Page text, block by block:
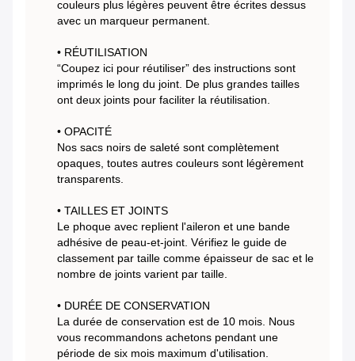
couleurs plus légères peuvent être écrites dessus
avec un marqueur permanent.
• RÉUTILISATION
“Coupez ici pour réutiliser” des instructions sont
imprimés le long du joint. De plus grandes tailles
ont deux joints pour faciliter la réutilisation.
• OPACITÉ
Nos sacs noirs de saleté sont complètement
opaques, toutes autres couleurs sont légèrement
transparents.
• TAILLES ET JOINTS
Le phoque avec replient l'aileron et une bande
adhésive de peau-et-joint. Vérifiez le guide de
classement par taille comme épaisseur de sac et le
nombre de joints varient par taille.
• DURÉE DE CONSERVATION
La durée de conservation est de 10 mois. Nous
vous recommandons achetons pendant une
période de six mois maximum d'utilisation.